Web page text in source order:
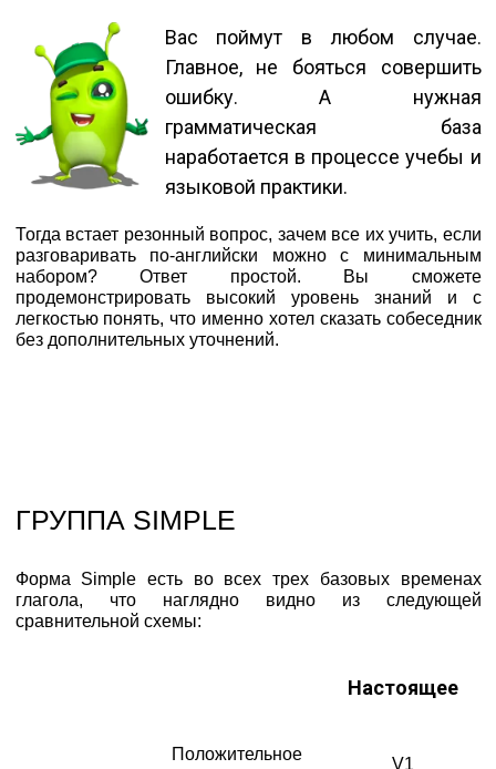
Вас поймут в любом случае.
Главное, не бояться совершить
ошибку. А нужная
грамматическая база
наработается в процессе учебы и
языковой практики.
Тогда встает резонный вопрос, зачем все их учить, если
разговаривать по-английски можно с минимальным
набором? Ответ простой. Вы сможете
продемонстрировать высокий уровень знаний и с
легкостью понять, что именно хотел сказать собеседник
без дополнительных уточнений.
ГРУППА SIMPLE
Форма Simple есть во всех трех базовых временах
глагола, что наглядно видно из следующей
сравнительной схемы:
Настоящее
Положительное
V1